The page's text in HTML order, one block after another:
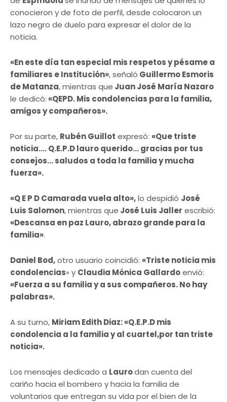
conocieron y de foto de perfil, desde colocaron un
lazo negro de duelo para expresar el dolor de la
noticia.
«En este día tan especial mis respetos y pésame a
familiares e Institución», señaló Guillermo Esmoris
de Matanza, mientras que Juan José María Nazaro
le dedicó: «QEPD. Mis condolencias para la familia,
amigos y compañeros».
Por su parte, Rubén Guillot expresó: «Que triste
noticia…. Q.E.P.D lauro querido… gracias por tus
consejos… saludos a toda la familia y mucha
fuerza».
«Q E P D Camarada vuela alto»,lo despidió José
Luis Salomon, mientras que José Luis Jaller escribió:
«Descansa en paz Lauro, abrazo grande para la
familia».
Daniel Bod,otro usuario coincidió: «Triste noticia mis
condolencias» y Claudia Mónica Gallardoenvió:
«Fuerza a su familia y a sus compañeros. No hay
palabras».
A su turno, Miriam Edith Diaz: «Q.E.P.D mis
condolencia a la familia y al cuartel,por tan triste
noticia».
Los mensajes dedicado a Laurodan cuenta del
cariño hacia el bombero y hacia la familia de
voluntarios que entregan su vida por el bien de la